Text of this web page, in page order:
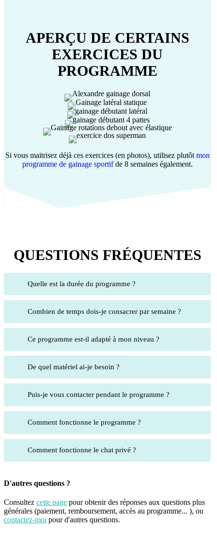
APERÇU DE CERTAINS
EXERCICES DU
PROGRAMME
Si vous maitrisez déjà ces exercices (en photos), utilisez plutôt mon
programme de gainage sportifde 8 semaines également.
QUESTIONS FRÉQUENTES
Quelle est la durée du programme ?
Combien de temps dois-je consacrer par semaine ?
Ce programme est-il adapté à mon niveau ?
De quel matériel ai-je besoin ?
Puis-je vous contacter pendant le programme ?
Comment fonctionne le programme ?
Comment fonctionne le chat privé ?
D'autres questions ?
Consultez cette page pour obtenir des réponses aux questions plus
générales (paiement, remboursement, accès au programme... ), ou
contactez-moi pour d'autres questions.